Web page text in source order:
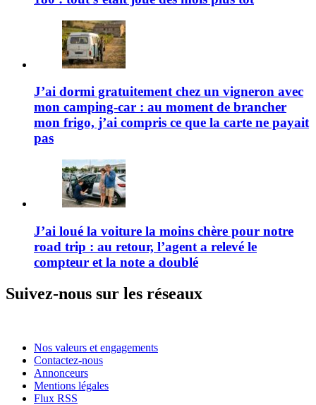
J’ai dormi gratuitement chez un vigneron avec
mon camping-car : au moment de brancher
mon frigo, j’ai compris ce que la carte ne payait
pas
J’ai loué la voiture la moins chère pour notre
road trip : au retour, l’agent a relevé le
compteur et la note a doublé
Suivez-nous sur les réseaux
Nos valeurs et engagements
Contactez-nous
Annonceurs
Mentions légales
Flux RSS